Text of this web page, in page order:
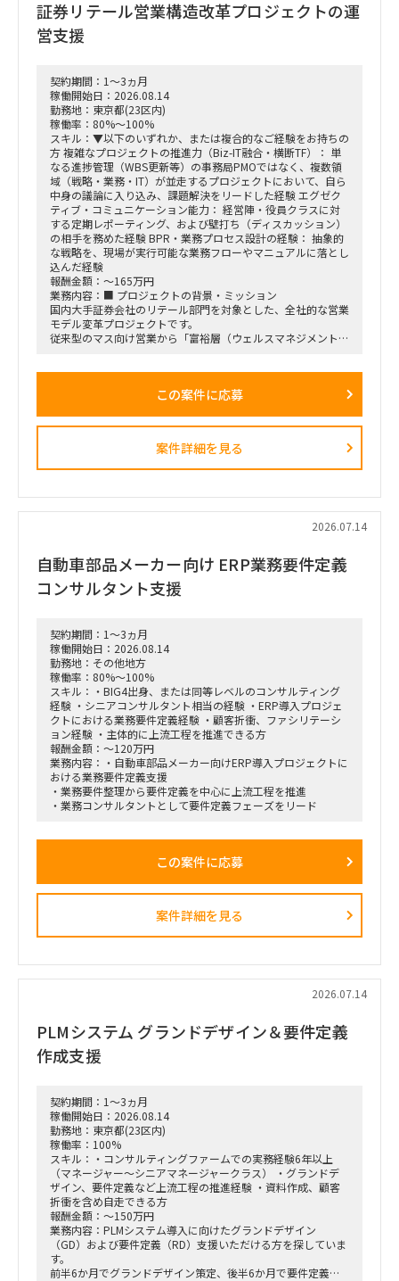
（PM/PL補助業務）
働き方：要相談（リモートワーク中心を想定）
証券リテール営業構造改革プロジェクトの運
営支援
契約期間：1～3ヵ月
稼働開始日：2026.08.14
勤務地：東京都(23区内)
稼働率：80%～100%
スキル：▼以下のいずれか、または複合的なご経験をお持ちの
方 複雑なプロジェクトの推進力（Biz-IT融合・横断TF）： 単
なる進捗管理（WBS更新等）の事務局PMOではなく、複数領
域（戦略・業務・IT）が並走するプロジェクトにおいて、自ら
中身の議論に入り込み、課題解決をリードした経験 エグゼク
ティブ・コミュニケーション能力： 経営陣・役員クラスに対
する定期レポーティング、および壁打ち（ディスカッション）
の相手を務めた経験 BPR・業務プロセス設計の経験： 抽象的
な戦略を、現場が実行可能な業務フローやマニュアルに落とし
込んだ経験
報酬金額：～165万円
業務内容：■ プロジェクトの背景・ミッション
国内大手証券会社のリテール部門を対象とした、全社的な営業
モデル変革プロジェクトです。
従来型のマス向け営業から「富裕層（ウェルスマネジメント）
戦略ファームが描いた絵に留まらず、組織再編、営業プロセス
動変容までを一気通貫で実現することが本プロジェクトの最大
■ 担当いただくポジション・役割
身の企画検討」
単なる進捗管理（事務局型PMO）ではなく、ビジネスと
IT（AI）の両面から中身の議論に入り込み、プロジェクトを実
■ 具体的な業務内容
富裕層向けセグメント戦略、KPI設計、新営業モデル設計など
経営・役員クラスに対する定期的なレポーティングおよび直接
のディスカッション（壁打ち）への参画。
「バディAI」「AIロープレ」「ダッシュボード」等の最先端ツ
ールの要件定義から、それを現場の営業員にどう使わせるか
（行動変容設計）までの定着化支援。
支店長やトップ営業経験を持つクライアント（証券会社側）の
コアメンバーとタッグを組み、現場のリアルな知見を取り込み
ながら実効性の高い設計を行います。
この案件に応募
案件詳細を見る
2026.07.14
自動車部品メーカー向け ERP業務要件定義
コンサルタント支援
契約期間：1～3ヵ月
稼働開始日：2026.08.14
勤務地：その他地方
稼働率：80%～100%
スキル：・BIG4出身、または同等レベルのコンサルティング
経験 ・シニアコンサルタント相当の経験 ・ERP導入プロジェ
クトにおける業務要件定義経験 ・顧客折衝、ファシリテーシ
ョン経験 ・主体的に上流工程を推進できる方
報酬金額：～120万円
業務内容：・自動車部品メーカー向けERP導入プロジェクトに
おける業務要件定義支援
・業務要件整理から要件定義を中心に上流工程を推進
・業務コンサルタントとして要件定義フェーズをリード
この案件に応募
案件詳細を見る
2026.07.14
PLMシステム グランドデザイン＆要件定義
作成支援
契約期間：1～3ヵ月
稼働開始日：2026.08.14
勤務地：東京都(23区内)
稼働率：100%
スキル：・コンサルティングファームでの実務経験6年以上
（マネージャー～シニアマネージャークラス） ・グランドデ
ザイン、要件定義など上流工程の推進経験 ・資料作成、顧客
折衝を含め自走できる方
報酬金額：～150万円
業務内容：PLMシステム導入に向けたグランドデザイン
（GD）および要件定義（RD）支援いただける方を探していま
す。
前半6か月でグランドデザイン策定、後半6か月で要件定義を